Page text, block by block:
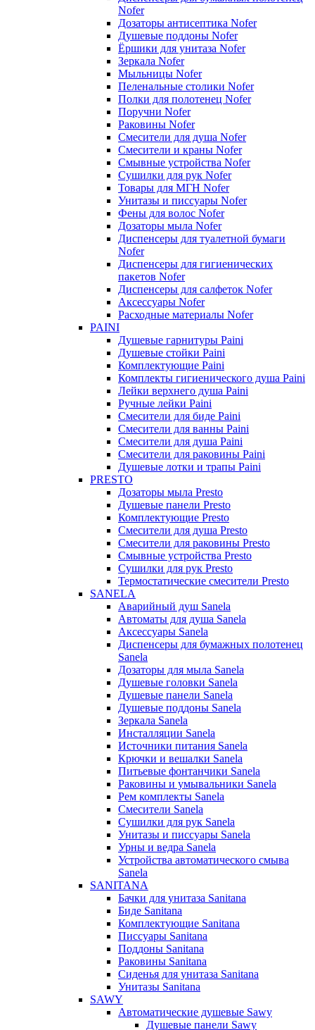
Nofer
Дозаторы антисептика Nofer
Душевые поддоны Nofer
Ёршики для унитаза Nofer
Зеркала Nofer
Мыльницы Nofer
Пеленальные столики Nofer
Полки для полотенец Nofer
Поручни Nofer
Раковины Nofer
Смесители для душа Nofer
Смесители и краны Nofer
Смывные устройства Nofer
Сушилки для рук Nofer
Товары для МГН Nofer
Унитазы и писсуары Nofer
Фены для волос Nofer
Дозаторы мыла Nofer
Диспенсеры для туалетной бумаги
Nofer
Диспенсеры для гигиенических
пакетов Nofer
Диспенсеры для салфеток Nofer
Аксессуары Nofer
Расходные материалы Nofer
PAINI
Душевые гарнитуры Paini
Душевые стойки Paini
Комплектующие Paini
Комплекты гигиенического душа Paini
Лейки верхнего душа Paini
Ручные лейки Paini
Смесители для биде Paini
Смесители для ванны Paini
Смесители для душа Paini
Смесители для раковины Paini
Душевые лотки и трапы Paini
PRESTO
Дозаторы мыла Presto
Душевые панели Presto
Комплектующие Presto
Смесители для душа Presto
Смесители для раковины Presto
Смывные устройства Presto
Сушилки для рук Presto
Термостатические смесители Presto
SANELA
Аварийный душ Sanela
Автоматы для душа Sanela
Аксессуары Sanela
Диспенсеры для бумажных полотенец
Sanela
Дозаторы для мыла Sanela
Душевые головки Sanela
Душевые панели Sanela
Душевые поддоны Sanela
Зеркала Sanela
Инсталляции Sanela
Источники питания Sanela
Крючки и вешалки Sanela
Питьевые фонтанчики Sanela
Раковины и умывальники Sanela
Рем комплекты Sanela
Смесители Sanela
Сушилки для рук Sanela
Унитазы и писсуары Sanela
Урны и ведра Sanela
Устройства автоматического смыва
Sanela
SANITANA
Бачки для унитаза Sanitana
Биде Sanitana
Комплектующие Sanitana
Писсуары Sanitana
Поддоны Sanitana
Раковины Sanitana
Сиденья для унитаза Sanitana
Унитазы Sanitana
SAWY
Автоматические душевые Sawy
Душевые панели Sawy